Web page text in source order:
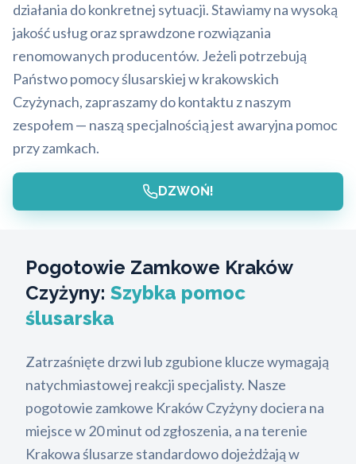
działania do konkretnej sytuacji. Stawiamy na wysoką
jakość usług oraz sprawdzone rozwiązania
renomowanych producentów. Jeżeli potrzebują
Państwo pomocy ślusarskiej w krakowskich
Czyżynach, zapraszamy do kontaktu z naszym
zespołem — naszą specjalnością jest awaryjna pomoc
przy zamkach.
DZWOŃ!
Pogotowie Zamkowe Kraków
Czyżyny: Szybka pomoc
ślusarska
Zatrzaśnięte drzwi lub zgubione klucze wymagają
natychmiastowej reakcji specjalisty. Nasze
pogotowie zamkowe Kraków Czyżyny dociera na
miejsce w 20 minut od zgłoszenia, a na terenie
Krakowa ślusarze standardowo dojeżdżają w